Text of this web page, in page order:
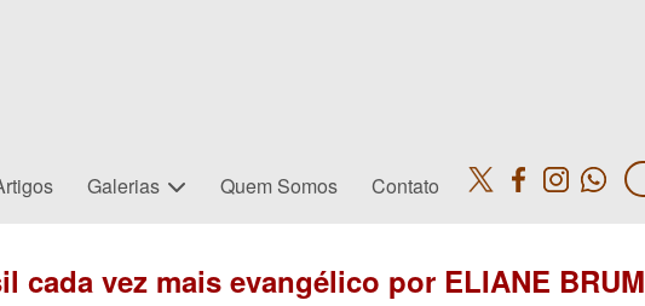
Galerias Quem Somos Contato
cada vez mais evangélico por ELIANE BRUM